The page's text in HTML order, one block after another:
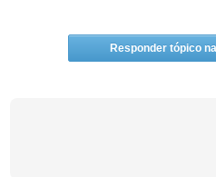
Responder tópico